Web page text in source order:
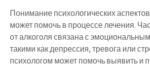
Понимание психологических
может помочь в процессе лечения.
от алкоголя связана с
такими как депрессия, тревога или
психологом может помочь выявить и